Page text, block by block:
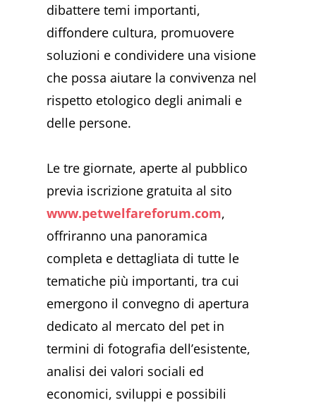
dibattere temi importanti,
diffondere cultura, promuovere
soluzioni e condividere una visione
che possa aiutare la convivenza nel
rispetto etologico degli animali e
delle persone.
Le tre giornate, aperte al pubblico
previa iscrizione gratuita al sito
www.petwelfareforum.com,
offriranno una panoramica
completa e dettagliata di tutte le
tematiche più importanti, tra cui
emergono il convegno di apertura
dedicato al mercato del pet in
termini di fotografia dell’esistente,
analisi dei valori sociali ed
economici, sviluppi e possibili